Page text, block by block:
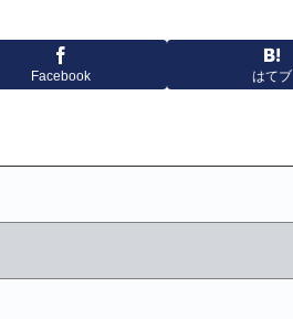
Facebook はてブ